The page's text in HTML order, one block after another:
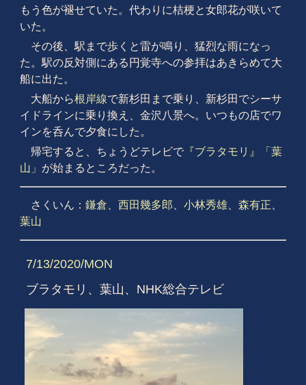
もう色が褪せていた。代わりに桔梗と女郎花が咲いて
いた。
その後、駅まで歩くと雷が鳴り、猛烈な雨になっ
た。駅の反対側にある円覚寺への参拝はあきらめて大
船に出た。
大船から根岸線で新杉田まで乗り、新杉田でシーサ
イドラインに乗り換え、金沢八景へ。いつもの店でワ
インを呑んで夕食にした。
帰宅すると、ちょうどテレビで『ブラタモリ』「葉
山」 が始まるところだった。
さくいん： 鎌倉 西田幾多郎 小林秀雄、 森有正
葉山
7/13/2020/MON
ブラタモリ、葉山、NHK総合テレビ